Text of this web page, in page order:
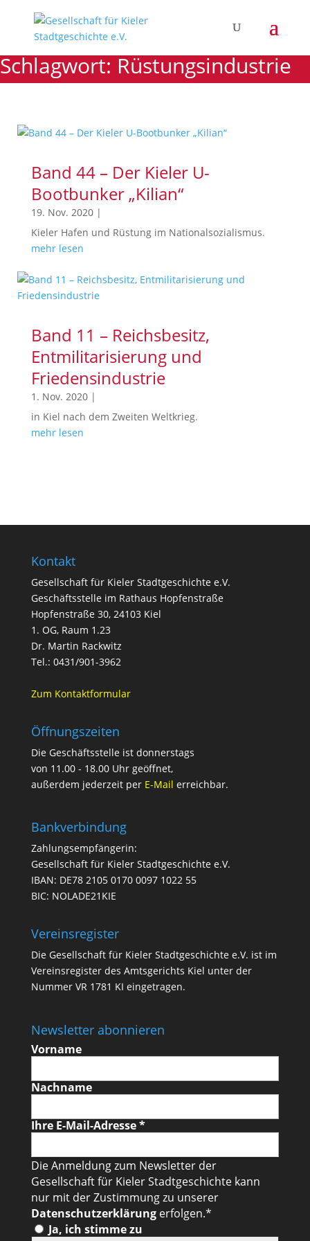
Schlagwort: Rüstungsindustrie
Band 44 – Der Kieler U-
Bootbunker „Kilian“
19. Nov. 2020|
Kieler Hafen und Rüstung im Nationalsozialismus.
mehr lesen
Band 11 – Reichsbesitz,
Entmilitarisierung und
Friedensindustrie
1. Nov. 2020|
in Kiel nach dem Zweiten Weltkrieg.
mehr lesen
Kontakt
Gesellschaft für Kieler Stadtgeschichte e.V.
Geschäftsstelle im Rathaus Hopfenstraße
Hopfenstraße 30, 24103 Kiel
1. OG, Raum 1.23
Dr. Martin Rackwitz
Tel.: 0431/901-3962
Zum Kontaktformular
Öffnungszeiten
Die Geschäftsstelle ist donnerstags
von 11.00 - 18.00 Uhr geöffnet,
außerdem jederzeit per E-Mail erreichbar.
Bankverbindung
Zahlungsempfängerin:
Gesellschaft für Kieler Stadtgeschichte e.V.
IBAN: DE78 2105 0170 0097 1022 55
BIC: NOLADE21KIE
Vereinsregister
Die Gesellschaft für Kieler Stadtgeschichte e.V. ist im
Vereinsregister des Amtsgerichts Kiel unter der
Nummer VR 1781 KI eingetragen.
Newsletter abonnieren
Vorname
Nachname
Ihre E-Mail-Adresse*
Die Anmeldung zum Newsletter der
Gesellschaft für Kieler Stadtgeschichte kann
nur mit der Zustimmung zu unserer
Datenschutzerklärung erfolgen.*
Ja, ich stimme zu